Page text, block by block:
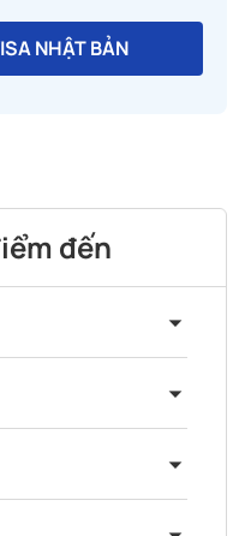
NHẬT BẢN
đến